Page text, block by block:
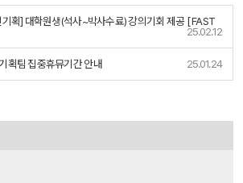
획] 대학원생(석사~박사수료) 강의기회 제공 [ FAST
25.02.12
획팀 집중휴뮤기간 안내 25.01.24